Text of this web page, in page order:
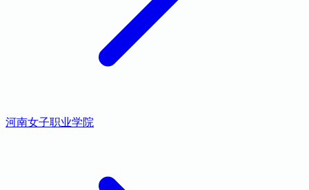
河南女子职业学院